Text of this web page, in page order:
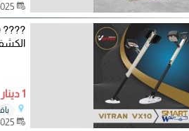
1 دينار